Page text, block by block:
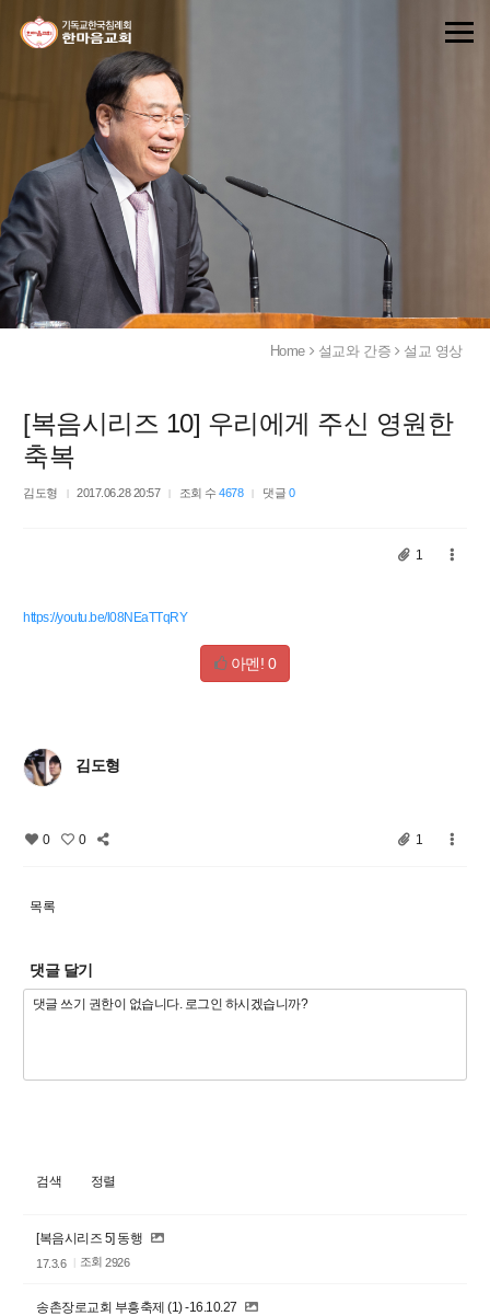
Home 설교와 간증 설교 영상
[복음시리즈 10] 우리에게 주신 영원한
축복
김도형 2017.06.28 20:57 조회 수4678 댓글 0
1
https://youtu.be/l08NEaTTqRY
아멘! 0
김도형
0 0 1
목록
댓글 달기
검색 정렬
[복음시리즈 5] 동행
17.3.6 조회2926
송촌장로교회 부흥축제 (1) -16.10.27